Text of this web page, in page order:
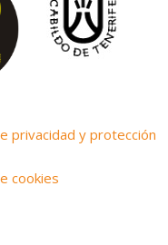
privacidad y protección
cookies